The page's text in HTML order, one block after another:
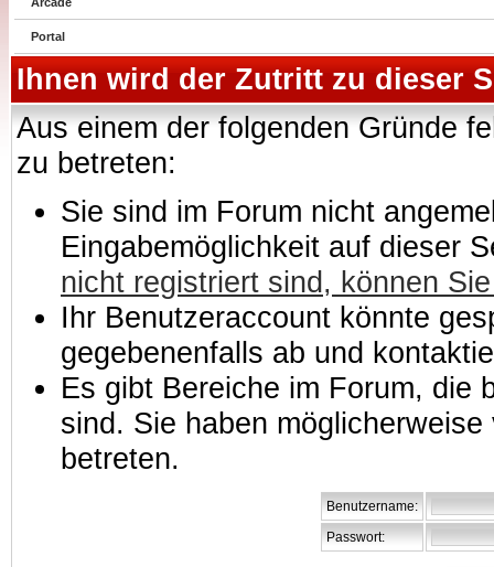
Portal
Ihnen wird der Zutritt zu dieser
Aus einem der folgenden Gründe
zu betreten:
Sie sind im Forum nicht
Eingabemöglichkeit auf dieser
nicht registriert sind, können
Ihr Benutzeraccount könnte
gegebenenfalls ab und
Es gibt Bereiche im Forum, die
sind. Sie haben
betreten.
Benutzername:
Passwort: